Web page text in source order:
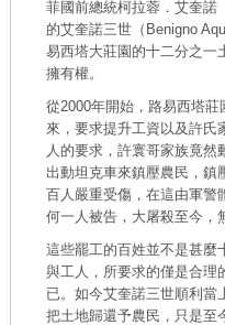
菲國前總統柯拉蓉．艾奎諾
的艾奎諾三世（Benigno
易西塔大莊園的十二分之一
擁有權。
從2000年開始，路易西塔
來，要求提升工資以及許氏
人的要求，許寰哥家族竟
出動坦克車來鎮壓農民，鎮
百人嚴重受傷，在這由軍警
何一人被告，大屠殺至今
這些罷工的百姓並不是甚麼
與工人，所要求的僅是合理
已。如今艾奎諾三世順利當
把土地歸還予農民，只是